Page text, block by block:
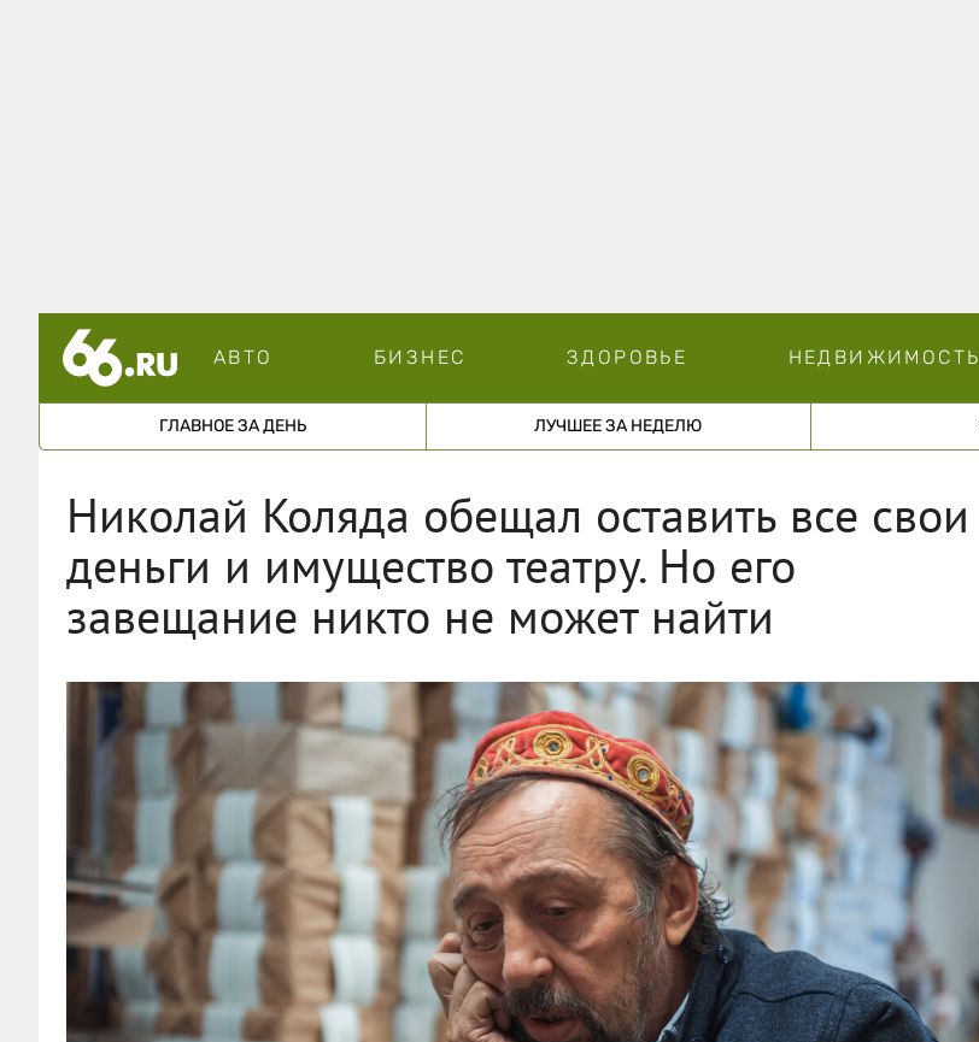
АВТО БИЗНЕС ЗДОРОВЬЕ НЕДВИЖИМОСТЬ
ГЛАВНОЕ ЗА ДЕНЬ ЛУЧШЕЕ ЗА НЕДЕЛЮ
Николай Коляда обещал оставить все свои
деньги и имущество театру. Но его
завещание никто не может найти